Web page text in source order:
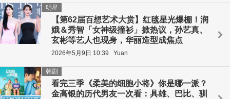
【第62届百想艺术大赏】红毯星光爆棚！润
娥＆秀智「女神级撞衫」掀热议，孙艺真、
玄彬等艺人也现身，华丽造型成焦点
明星
2026年5月9日 10:39 Yuan
看完三季《柔美的细胞小将》你是哪一派？
金高银的历代男友一次看：具雄、巴比、驯
韩剧